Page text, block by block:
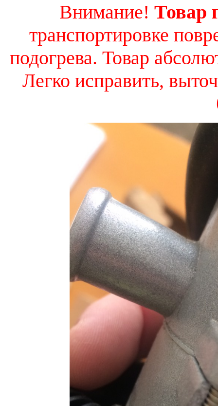
Внимание! Товар
транспортировке
подогрева. Товар
Легко исправить,